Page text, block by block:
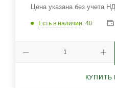
Цена указана без учета
Есть в наличии: 40
КУПИТЬ